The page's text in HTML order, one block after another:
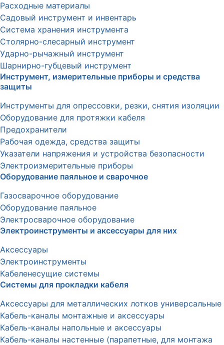
Расходные материалы
Садовый инструмент и инвентарь
Система хранения инструмента
Столярно-слесарный инструмент
Ударно-рычажный инструмент
Шарнирно-губцевый инструмент
Инструмент, измерительные приборы и средства
защиты
Инструменты для опрессовки, резки, снятия изоляции
Оборудование для протяжки кабеля
Предохранители
Рабочая одежда, средства защиты
Указатели напряжения и устройства безопасности
Электроизмерительные приборы
Оборудование паяльное и сварочное
Газосварочное оборудование
Оборудование паяльное
Электросварочное оборудование
Электроинструменты и аксессуары для них
Аксессуары
Электроинструменты
Кабеленесущие системы
Системы для прокладки кабеля
Аксессуары для металлических лотков универсальные
Кабель-каналы монтажные и аксессуары
Кабель-каналы напольные и аксессуары
Кабель-каналы настенные (парапетные, для монтажа